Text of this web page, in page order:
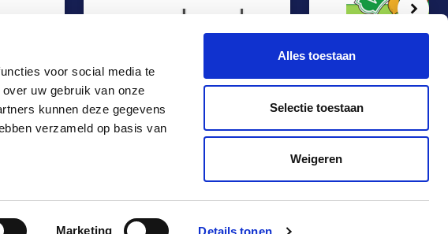
voor social media te
uw gebruik van onze
kunnen deze gegevens
verzameld op basis van
Marketing Details tonen
Alles toestaan
Selectie toestaan
Weigeren
aandelen in KLM Catering Services van KLM
Food & Agri
Food & Agri
Contact
info@rma.nl